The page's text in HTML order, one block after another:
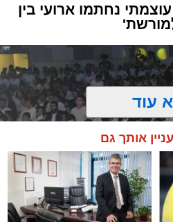
נחתמו ארועי בין
עוד
אותך גם